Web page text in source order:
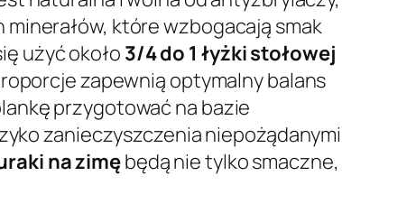
które wzbogacają smak
użyć około3/4 do 1 łyżki stołowej
zapewnią optymalny balans
przygotować na bazie
zanieczyszczenia niepożądanymi
na zimębędą nie tylko smaczne,